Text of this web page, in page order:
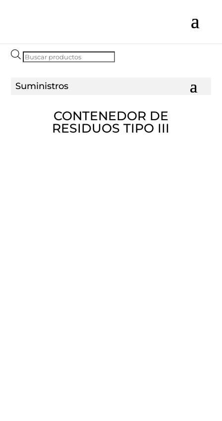
Búsqueda
CONTENEDOR DE
RESIDUOS TIPO III